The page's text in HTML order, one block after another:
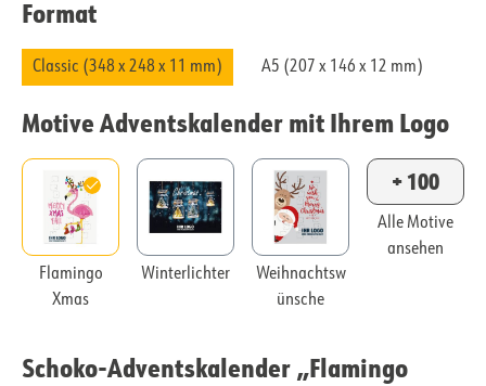
Format
Classic (348 x 248 x 11 mm) A5 (207 x 146 x 12 mm)
Motive Adventskalender mit Ihrem Logo
Flamingo
Xmas
Winterlichter
Weihnachtsw
ünsche
+ 100
Alle Motive
ansehen
Schoko-Adventskalender „Flamingo